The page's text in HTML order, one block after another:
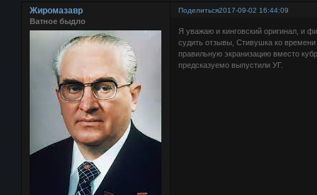
Поделиться2017-09-02 16:44:09
Жиромазавр
Ватное быдло
Я уважаю и кинговский оригинал, и
судить отзывы, Стивушка ко
правильную экранизацию вместо
предсказуемо выпустили УГ.